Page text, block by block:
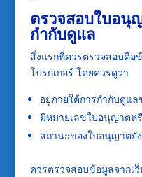
ตรวจสอบใบอนุ
กำกับดูแล
สิ่งแรกที่ควรตรวจสอบคือ
โบรกเกอร์ โดยควรดูว่า
อยู่ภายใต้การกำกับดูแ
มีหมายเลขใบอนุญาตห
สถานะของใบอนุญาตยั
ควรตรวจสอบข้อมูลจากเ